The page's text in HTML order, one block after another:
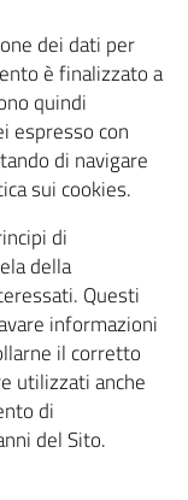
dei dati per
è finalizzato a
quindi
espresso con
di navigare
sui cookies.
di
della
Questi
informazioni
il corretto
utilizzati anche
di
del Sito.